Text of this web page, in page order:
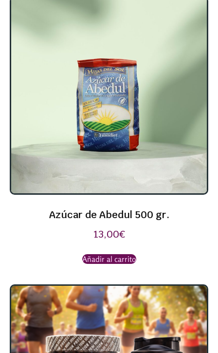
Azúcar de Abedul 500 gr.
13,00€
Añadir al carrito